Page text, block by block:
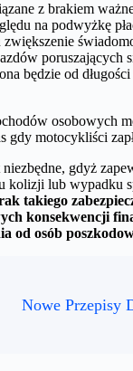
z brakiem
na podwyżkę
zwiększenie
poruszających
będzie od
osobowych
gdy motocykliści
niezbędne, gdyż
kolizji lub wypadku
takiego
konsekwencji
od osób
Nowe Przepisy